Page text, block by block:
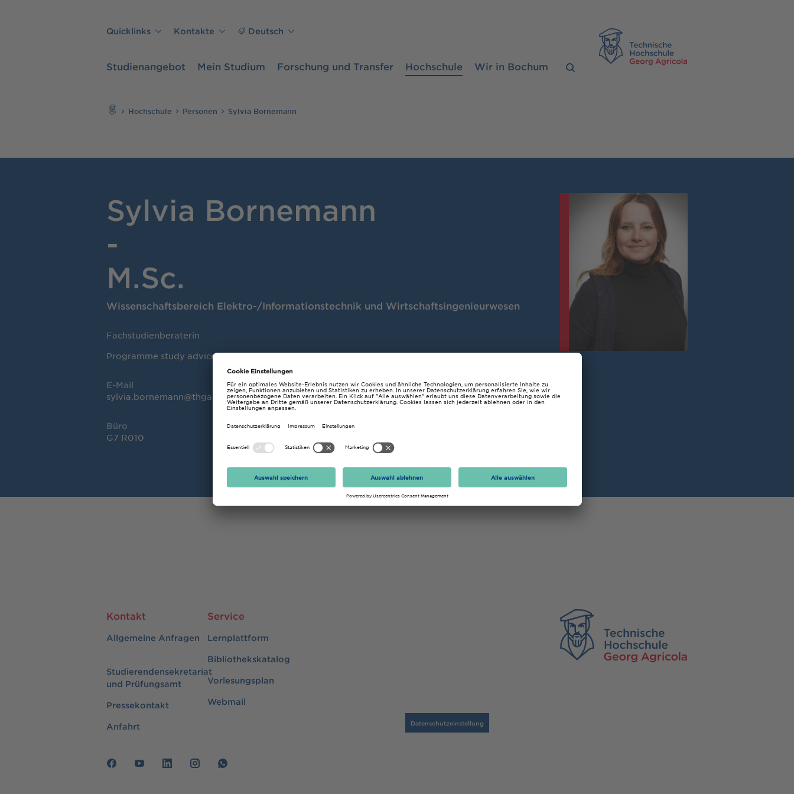
Studienangebot Mein Studium Forschung und Transfer Hochschule Wir in Bochum
Quicklinks Kontakte Deutsch
Hochschule Personen Sylvia Bornemann
Sylvia Bornemann
-
M.Sc.
Wissenschaftsbereich Elektro-/Informationstechnik und Wirtschaftsingenieurwesen
Fachstudienberaterin
Programme study advice Business Engineering
E-Mail
sylvia.bornemann@thga.de
Telefon
+49 (234) 968 3479
Büro
G7 R010
Kontakt
Allgemeine Anfragen
Studierendensekretariat
und Prüfungsamt
Pressekontakt
Anfahrt
Service
Lernplattform
Bibliothekskatalog
Vorlesungsplan
Webmail
Datenschutzeinstellung